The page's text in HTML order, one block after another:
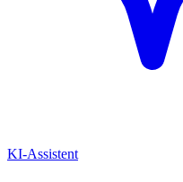
KI-Assistent